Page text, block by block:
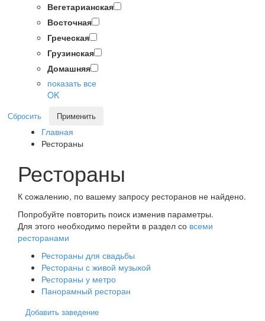
Вегетарианская
Восточная
Греческая
Грузинская
Домашняя
показать все
OK
Сбросить Применить
Главная
Рестораны
Рестораны
К сожалению, по вашему запросу ресторанов не найдено.
Попробуйте повторить поиск изменив параметры.
Для этого необходимо перейти в раздел со всеми
ресторанами
Рестораны для свадьбы
Рестораны с живой музыкой
Рестораны у метро
Панорамный ресторан
Добавить заведение